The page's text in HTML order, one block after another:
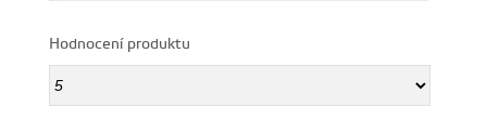
Hodnocení produktu